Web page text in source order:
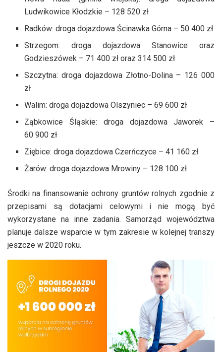
Ludwikowice Kłodzkie – 128 520 zł
Radków: droga dojazdowa Ścinawka Górna – 50 400 zł
Strzegom: droga dojazdowa Stanowice oraz
Godzieszówek – 71 400 zł oraz 314 500 zł
Szczytna: droga dojazdowa Złotno-Dolina – 126 000
zł
Walim: droga dojazdowa Olszyniec – 69 600 zł
Ząbkowice Śląskie: droga dojazdowa Jaworek –
60 900 zł
Ziębice: droga dojazdowa Czerńczyce – 41 160 zł
Żarów: droga dojazdowa Mrowiny – 128 100 zł
Środki na finansowanie ochrony gruntów rolnych zgodnie z
przepisami są dotacjami celowymi i nie mogą być
wykorzystane na inne zadania. Samorząd województwa
planuje dalsze wsparcie w tym zakresie w kolejnej transzy
jeszcze w 2020 roku.